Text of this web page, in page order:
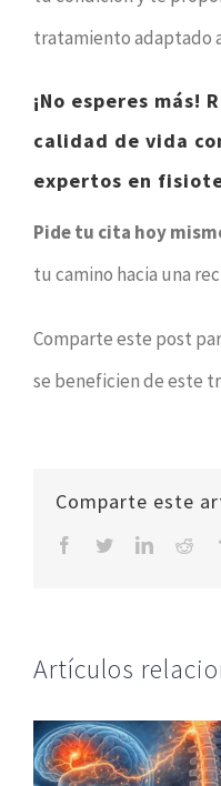
tratamiento adaptado
¡No esperes más!
calidad de vida
expertos en
Pide tu cita hoy
tu camino hacia una
Comparte este post
se beneficien de este
Comparte este
facebooktwitterlinkedin
Artículos